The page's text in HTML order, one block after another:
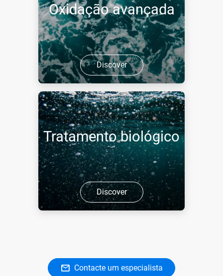
Oxidação avançada
Discover
Tratamento biológico
Discover
Contacte um especialista